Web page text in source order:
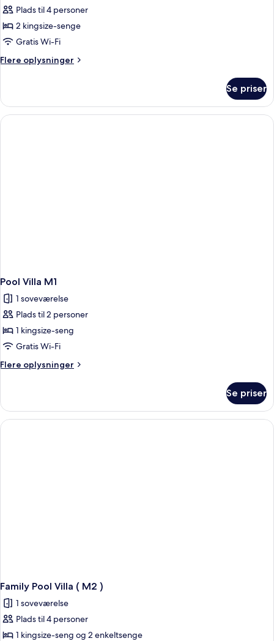
Plads til 4 personer
2 kingsize-senge
Gratis Wi-Fi
Flere oplysninger
Flere
Bedroom
Chalet
Se priser
Pool Villa M1
1 soveværelse
Plads til 2 personer
1 kingsize-seng
Gratis Wi-Fi
Flere oplysninger
Flere
Villa
M1
Se priser
Family Pool Villa ( M2 )
1 soveværelse
Plads til 4 personer
1 kingsize-seng og 2 enkeltsenge